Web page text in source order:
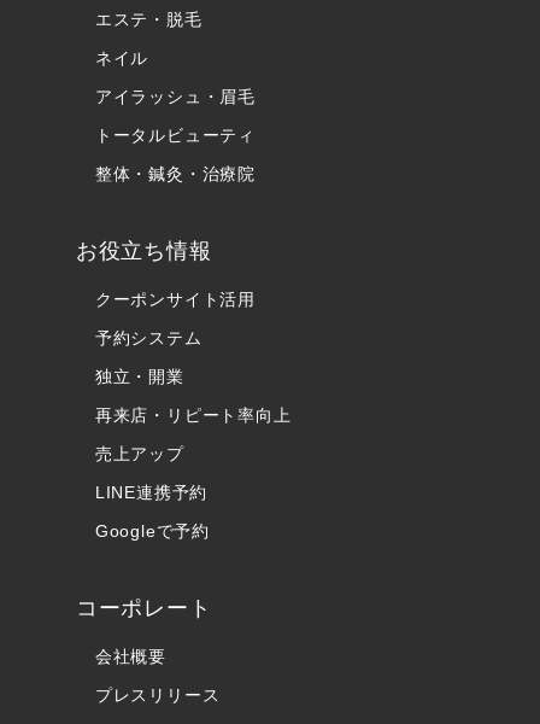
エステ・脱毛
ネイル
アイラッシュ・眉毛
トータルビューティ
整体・鍼灸・治療院
お役立ち情報
クーポンサイト活用
予約システム
独立・開業
再来店・リピート率向上
売上アップ
LINE連携予約
Googleで予約
コーポレート
会社概要
プレスリリース